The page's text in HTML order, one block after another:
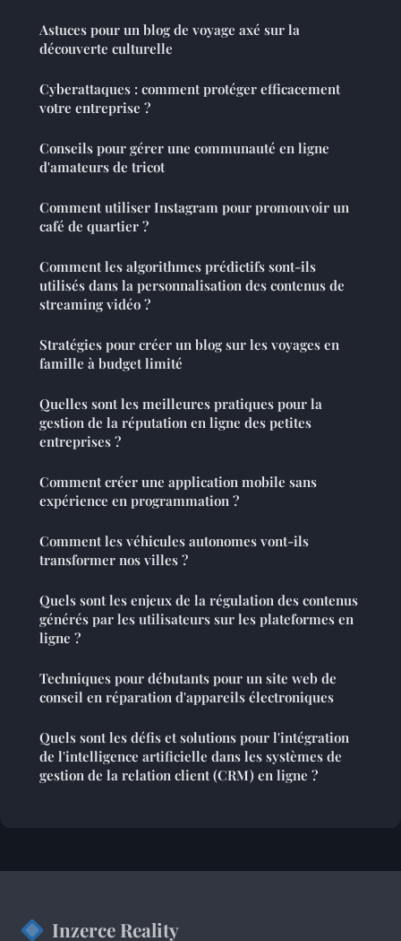
Astuces pour un blog de voyage axé sur la
découverte culturelle
Cyberattaques : comment protéger efficacement
votre entreprise ?
Conseils pour gérer une communauté en ligne
d'amateurs de tricot
Comment utiliser Instagram pour promouvoir un
café de quartier ?
Comment les algorithmes prédictifs sont-ils
utilisés dans la personnalisation des contenus de
streaming vidéo ?
Stratégies pour créer un blog sur les voyages en
famille à budget limité
Quelles sont les meilleures pratiques pour la
gestion de la réputation en ligne des petites
entreprises ?
Comment créer une application mobile sans
expérience en programmation ?
Comment les véhicules autonomes vont-ils
transformer nos villes ?
Quels sont les enjeux de la régulation des contenus
générés par les utilisateurs sur les plateformes en
ligne ?
Techniques pour débutants pour un site web de
conseil en réparation d'appareils électroniques
Quels sont les défis et solutions pour l'intégration
de l'intelligence artificielle dans les systèmes de
gestion de la relation client (CRM) en ligne ?
Inzerce Reality